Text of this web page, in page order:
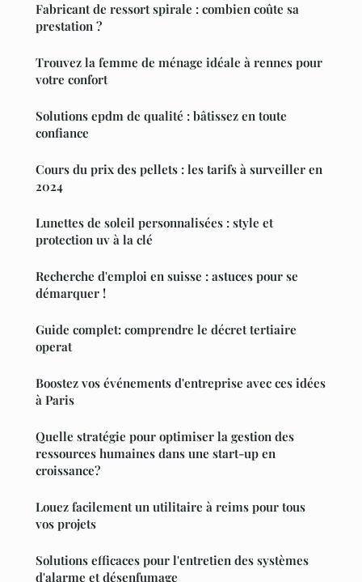
Fabricant de ressort spirale : combien coûte sa
prestation ?
Trouvez la femme de ménage idéale à rennes pour
votre confort
Solutions epdm de qualité : bâtissez en toute
confiance
Cours du prix des pellets : les tarifs à surveiller en
2024
Lunettes de soleil personnalisées : style et
protection uv à la clé
Recherche d'emploi en suisse : astuces pour se
démarquer !
Guide complet: comprendre le décret tertiaire
operat
Boostez vos événements d'entreprise avec ces idées
à Paris
Quelle stratégie pour optimiser la gestion des
ressources humaines dans une start-up en
croissance?
Louez facilement un utilitaire à reims pour tous
vos projets
Solutions efficaces pour l'entretien des systèmes
d'alarme et désenfumage